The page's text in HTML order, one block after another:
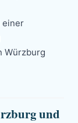
einer
Würzburg
und